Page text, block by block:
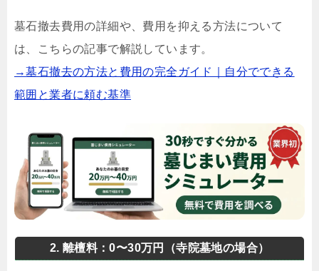
墓石撤去費用の詳細や、費用を抑える方法について
は、こちらの記事で解説しています。
→墓石撤去の方法と費用の完全ガイド｜自分でできる
範囲と業者に頼む基準
2. 離檀料：0〜30万円（寺院墓地の場合）